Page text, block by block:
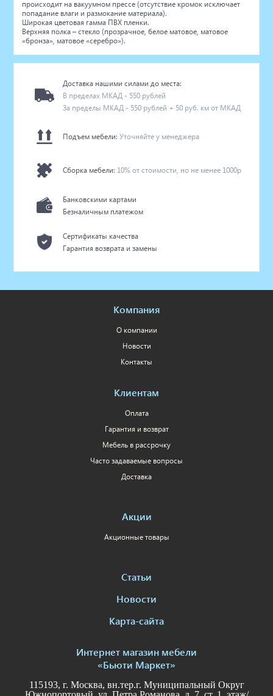
происходит на вакуумном прессе (отсутствие кромок исключает
попадание влаги и размокание материала).
Широкая цветовая гамма ПВХ пленки.
Верхняя полка – стекло (прозрачное, белое матовое, матовое
«бронза», матовое «серебро»).
Доставка нашими силами до места:
В пределах МКАД - 550 рублей
За пределы МКАД - 550 рублей + 50 руб. км от МКАД
Подъем мебели:Уточняйте у менеджера
Сборка мебели: 10% от стоимости, но не менее 1000р
Банковскими картами
Безналичным платежом
Сертификаты качества
Гарантия возврата и замены
Компания
О компании
Новости
Контакты
Клиентам
Оплата
Гарантия и возврат
Мебель в рассрочку
Часто задаваемые вопросы
Доставка
Акции
Акционные товары
Статьи
Новости
Карта-сайта
Интернет магазин мебели
«Бьюти Маркет»
115193, г. Москва, вн.тер.г. Муниципальный Округ